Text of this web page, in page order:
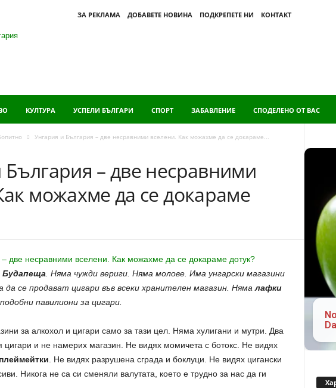
ЗА РЕКЛАМА ДОБАВЕТЕ НОВИНА ПОДКРЕПЕТЕ НИ
КОНТАКТ
КУЛТУРА УСПЕЛИ БЪЛГАРИ СПОРТ ЗАБАВЛЕНИЕ СПОДЕЛЕНО ОТ ВАС
Унгария и България – две несравними вселени. Как можахме да се докараме...
– две несравними
можахме да се докараме
Будапеща . Няма чужди вериги. Няма молове. Има унгарски магазини
да се продават цигари във всеки хранителен магазин. Нямалафки
павилиони за цигари.
за алкохол и цигари само за тази цел. Няма хулигани и мутри. Два
цигари и не намерих магазин. Не видях момичета с ботокс. Не видях
плеймейтки . Не видях разрушена сграда и боклуци. Не видях цигански
Никога не са си сменяли валутата, което е трудно за нас да ги